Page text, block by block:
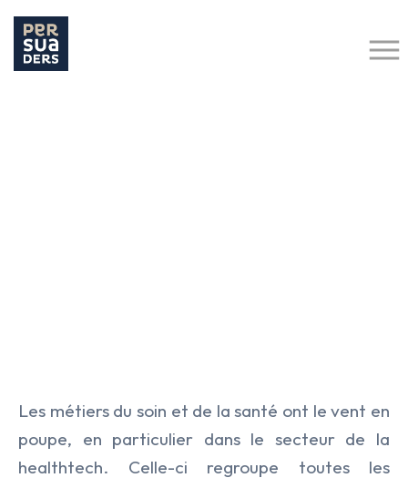
Les métiers du soin et de la santé ont le vent en
poupe, en particulier dans le secteur de la
healthtech. Celle-ci regroupe toutes les